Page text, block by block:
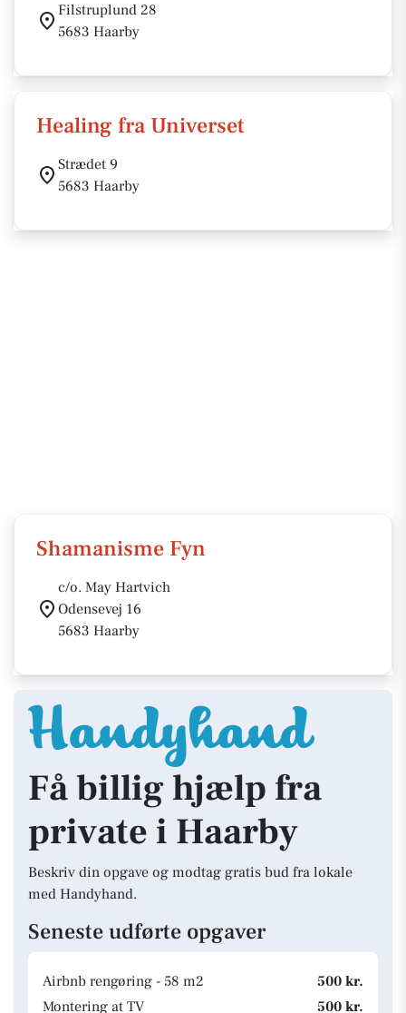
Filstruplund 28
5683 Haarby
Healing fra Universet
Strædet 9
5683 Haarby
Shamanisme Fyn
c/o. May Hartvich
Odensevej 16
5683 Haarby
Få billig hjælp fra
private i Haarby
Beskriv din opgave og modtag gratis bud fra lokale
med Handyhand.
Seneste udførte opgaver
Airbnb rengøring - 58 m2
500 kr.
Montering at TV
500 kr.